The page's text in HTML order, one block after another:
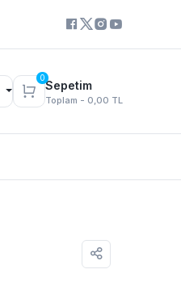
0
Sepetim
Toplam - 0,00 TL